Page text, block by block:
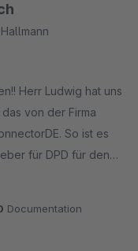
Herr Ludwig hat uns
von der Firma
So ist es
für DPD für den
eines Updates von
Fa. Craysslabs)erst
dafür zu
Documentation